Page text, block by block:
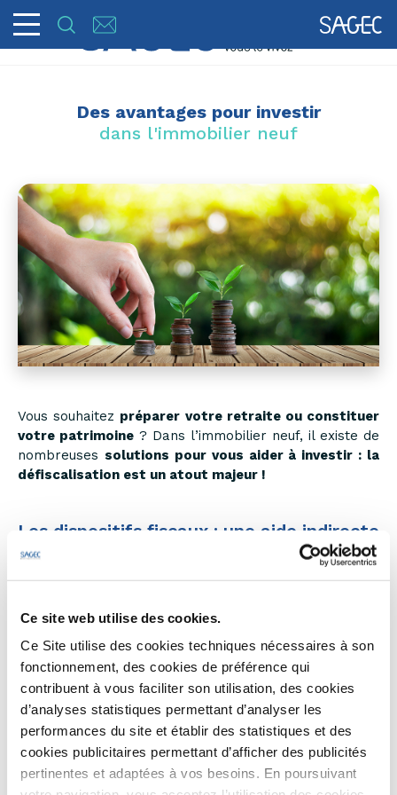
Ce site web utilise des cookies.
Ce Site utilise des cookies techniques nécessaires à son
fonctionnement, des cookies de préférence qui
contribuent à vous faciliter son utilisation, des cookies
d’analyses statistiques permettant d’analyser les
performances du site et établir des statistiques et des
cookies publicitaires permettant d’afficher des publicités
pertinentes et adaptées à vos besoins. En poursuivant
Des avantages pour investir
dans l'immobilier neuf
Vous souhaitez préparer votre retraite ou constituer
votre patrimoine ? Dans l’immobilier neuf, il existe de
nombreuses solutions pour vous aider à investir : la
défiscalisation est un atout majeur !
Les dispositifs fiscaux : une aide indirecte
pour investir dans le neuf !
jourune valeur sûre et incontournable en termes
L’investissement locatif vous permetd’accroître votre
patrimoine, protéger votre famille, préparer votre
retraite et parfois même de vous créer des revenus
complémentaires.
Au cours des dernières années, de nombreuses
mesures ont été mises en placepour soutenir